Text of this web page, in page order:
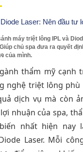
Laser: Nên đầu tư
máy triệt lông IPL và
chủ spa đưa ra quyết
của mình.
thẩm mỹ cạnh
nghệ triệt lông
dịch vụ mà còn
nhuận của spa,
nhất hiện nay
Laser. Mỗi